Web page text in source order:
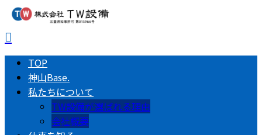
TOP
神山Base.
私たちについて
TW設備が選ばれる理由
会社概要